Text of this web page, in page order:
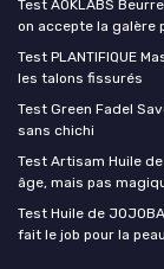
Test AOKLABS
on accepte la galère
Test PLANTIFIQUE
les talons fissurés
Test Green Fadel
sans chichi
Test Artisam Huile
âge, mais pas
Test Huile de
fait le job pour la